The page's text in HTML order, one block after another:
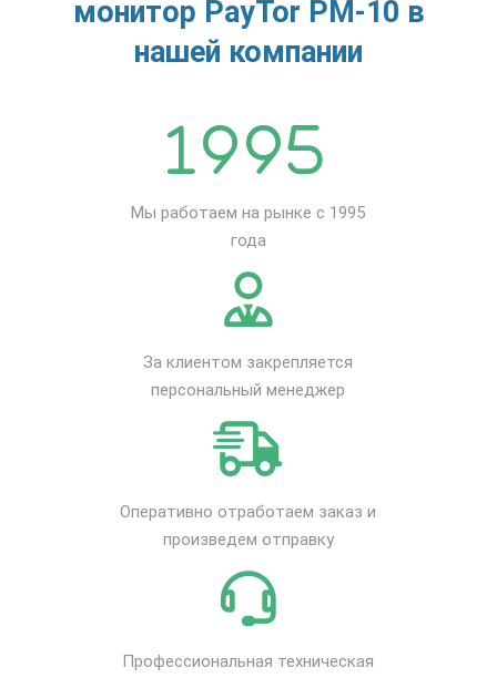
монитор PayTor PM-10 в
нашей компании
Мы работаем на рынке с 1995
года
За клиентом закрепляется
персональный менеджер
Оперативно отработаем заказ и
произведем отправку
Профессиональная техническая